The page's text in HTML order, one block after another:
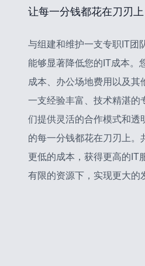
让每一分钱都花在刀刃上
与组建和维护一支专职IT团
能够显著降低您的IT成本。
成本、办公场地费用以及其
一支经验丰富、技术精湛的
们提供灵活的合作模式和透
的每一分钱都花在刀刃上。
更低的成本，获得更高的IT
有限的资源下，实现更大的